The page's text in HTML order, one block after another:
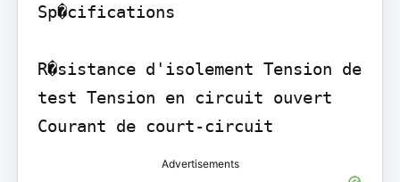
Sp�cifications
R�sistance d'isolement Tension de
test Tension en circuit ouvert
Courant de court-circuit
Advertisements